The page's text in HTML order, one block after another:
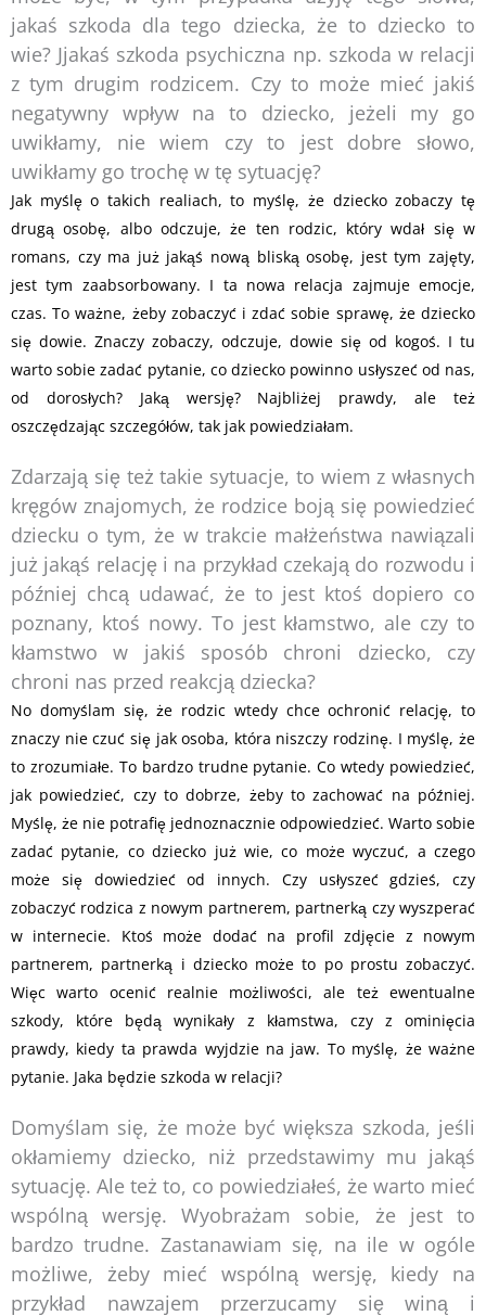
jakaś szkoda dla tego dziecka, że to dziecko to
wie? Jjakaś szkoda psychiczna np. szkoda w relacji
z tym drugim rodzicem. Czy to może mieć jakiś
negatywny wpływ na to dziecko, jeżeli my go
uwikłamy, nie wiem czy to jest dobre słowo,
uwikłamy go trochę w tę sytuację?
Jak myślę o takich realiach, to myślę, że dziecko zobaczy tę
drugą osobę, albo odczuje, że ten rodzic, który wdał się w
romans, czy ma już jakąś nową bliską osobę, jest tym zajęty,
jest tym zaabsorbowany. I ta nowa relacja zajmuje emocje,
czas. To ważne, żeby zobaczyć i zdać sobie sprawę, że dziecko
się dowie. Znaczy zobaczy, odczuje, dowie się od kogoś. I tu
warto sobie zadać pytanie, co dziecko powinno usłyszeć od nas,
od dorosłych? Jaką wersję? Najbliżej prawdy, ale też
oszczędzając szczegółów, tak jak powiedziałam.
Zdarzają się też takie sytuacje, to wiem z własnych
kręgów znajomych, że rodzice boją się powiedzieć
dziecku o tym, że w trakcie małżeństwa nawiązali
już jakąś relację i na przykład czekają do rozwodu i
później chcą udawać, że to jest ktoś dopiero co
poznany, ktoś nowy. To jest kłamstwo, ale czy to
kłamstwo w jakiś sposób chroni dziecko, czy
chroni nas przed reakcją dziecka?
No domyślam się, że rodzic wtedy chce ochronić relację, to
znaczy nie czuć się jak osoba, która niszczy rodzinę. I myślę, że
to zrozumiałe. To bardzo trudne pytanie. Co wtedy powiedzieć,
jak powiedzieć, czy to dobrze, żeby to zachować na później.
Myślę, że nie potrafię jednoznacznie odpowiedzieć. Warto sobie
zadać pytanie, co dziecko już wie, co może wyczuć, a czego
może się dowiedzieć od innych. Czy usłyszeć gdzieś, czy
zobaczyć rodzica z nowym partnerem, partnerką czy wyszperać
w internecie. Ktoś może dodać na profil zdjęcie z nowym
partnerem, partnerką i dziecko może to po prostu zobaczyć.
Więc warto ocenić realnie możliwości, ale też ewentualne
szkody, które będą wynikały z kłamstwa, czy z ominięcia
prawdy, kiedy ta prawda wyjdzie na jaw. To myślę, że ważne
pytanie. Jaka będzie szkoda w relacji?
Domyślam się, że może być większa szkoda, jeśli
okłamiemy dziecko, niż przedstawimy mu jakąś
sytuację. Ale też to, co powiedziałeś, że warto mieć
wspólną wersję. Wyobrażam sobie, że jest to
bardzo trudne. Zastanawiam się, na ile w ogóle
możliwe, żeby mieć wspólną wersję, kiedy na
przykład nawzajem przerzucamy się winą i